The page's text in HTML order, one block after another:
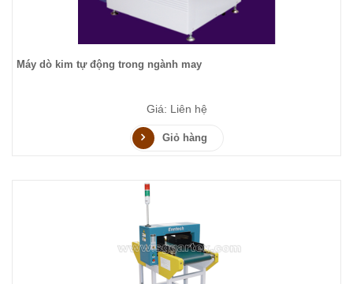
Máy dò kim tự động trong ngành may
Giá: Liên hệ
Giỏ hàng